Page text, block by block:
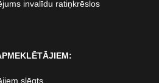
invalīdu ratiņkrēslos
slēgts